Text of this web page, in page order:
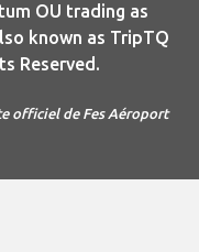
OU trading as
known as TripTQ
Reserved.
officiel de Fes Aéroport